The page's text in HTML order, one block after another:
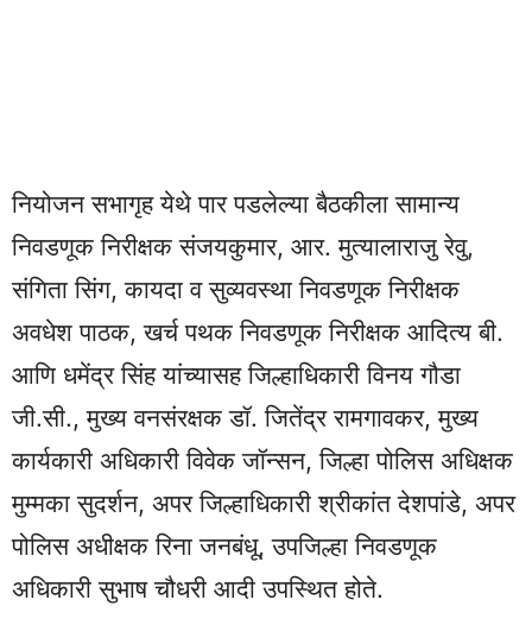
नियोजन सभागृह येथे पार पडलेल्या बैठकीला सामान्य
निवडणूक निरीक्षक संजयकुमार, आर. मुत्यालाराजु रेवु,
संगिता सिंग, कायदा व सुव्यवस्था निवडणूक निरीक्षक
अवधेश पाठक, खर्च पथक निवडणूक निरीक्षक आदित्य बी.
आणि धमेंद्र सिंह यांच्यासह जिल्हाधिकारी विनय गौडा
जी.सी., मुख्य वनसंरक्षक डॉ. जितेंद्र रामगावकर, मुख्य
कार्यकारी अधिकारी विवेक जॉन्सन, जिल्हा पोलिस अधिक्षक
मुम्मका सुदर्शन, अपर जिल्हाधिकारी श्रीकांत देशपांडे, अपर
पोलिस अधीक्षक रिना जनबंधू, उपजिल्हा निवडणूक
अधिकारी सुभाष चौधरी आदी उपस्थित होते.